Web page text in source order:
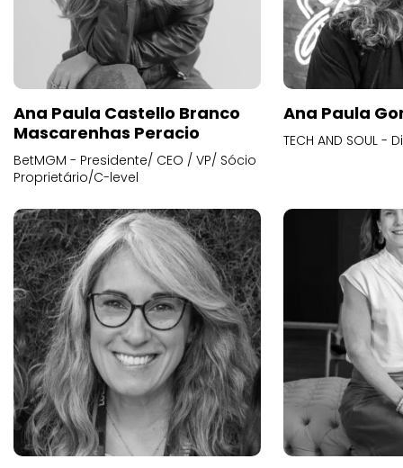
Ana Paula Castello Branco
Mascarenhas Peracio
BetMGM - Presidente/ CEO / VP/ Sócio
Proprietário/C-level
Ana Paula
TECH AND SOUL